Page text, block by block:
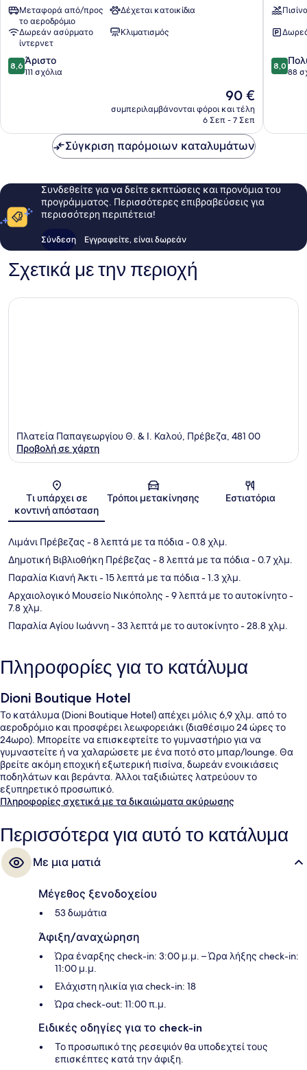
Hotel
Πρέβεζα
Μεταφορά από/προς
το αεροδρόμιο
Δέχεται κατοικίδια
Δωρεάν ασύρματο
ίντερνετ
Κλιματισμός
8.6
στα
8,6 Άριστο
111 σχόλια
Η
τιμή
είναι
90 €
συμπεριλαμβάνονται φόροι και τέλη
6 Σεπ - 7 Σεπ
8.0
στα
σχόλια
8,0
88
Σύγκριση παρόμοιων καταλυμάτων
Συνδεθείτε για να δείτε εκπτώσεις και προνόμια του
προγράμματος. Περισσότερες επιβραβεύσεις για
περισσότερη περιπέτεια!
Σύνδεση Εγγραφείτε, είναι δωρεάν
Σχετικά με την περιοχή
Χάρτης
Πλατεία Παπαγεωργίου Θ. & Ι. Καλού, Πρέβεζα, 481 00
Προβολή σε χάρτη
Τι υπάρχει σε
κοντινή απόσταση
Τρόποι μετακίνησης Εστιατόρια
Λιμάνι Πρέβεζας - 8 λεπτά με τα πόδια- 0.8 χλμ.
Δημοτική Βιβλιοθήκη Πρέβεζας - 8 λεπτά με τα πόδια- 0.7 χλμ.
Παραλία Κιανή Άκτι- 15 λεπτά με τα πόδια- 1.3 χλμ.
Αρχαιολογικό Μουσείο Νικόπολης - 9 λεπτά με το αυτοκίνητο-
7.8 χλμ.
Παραλία Αγίου Ιωάννη- 33 λεπτά με το αυτοκίνητο- 28.8 χλμ.
Πληροφορίες για το κατάλυμα
Dioni Boutique Hotel
Το κατάλυμα (Dioni Boutique Hotel) απέχει μόλις 6,9 χλμ. από το
αεροδρόμιο και προσφέρει λεωφορειάκι (διαθέσιμο 24 ώρες το
24ωρο). Μπορείτε να επισκεφτείτε το γυμναστήριο για να
γυμναστείτε ή να χαλαρώσετε με ένα ποτό στο μπαρ/lounge. Θα
βρείτε ακόμη εποχική εξωτερική πισίνα, δωρεάν ενοικιάσεις
ποδηλάτων και βεράντα. Άλλοι ταξιδιώτες λατρεύουν το
εξυπηρετικό προσωπικό.
Πληροφορίες σχετικά με τα δικαιώματα ακύρωσης
Περισσότερα για αυτό το κατάλυμα
Με μια ματιά
Μέγεθος ξενοδοχείου
53 δωμάτια
Άφιξη/αναχώρηση
Ώρα έναρξης check-in: 3:00 μ.μ. – Ώρα λήξης check-in:
11:00 μ.μ.
Ελάχιστη ηλικία για check-in: 18
Ώρα check-out: 11:00 π.μ.
Ειδικές οδηγίες για το check-in
Το προσωπικό της ρεσεψιόν θα υποδεχτεί τους
επισκέπτες κατά την άφιξη.